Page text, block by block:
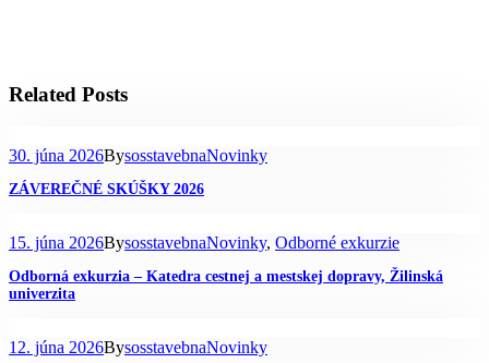
Related Posts
30. júna 2026BysosstavebnaNovinky
ZÁVEREČNÉ SKÚŠKY 2026
15. júna 2026BysosstavebnaNovinky, Odborné exkurzie
Odborná exkurzia – Katedra cestnej a mestskej dopravy, Žilinská
univerzita
12. júna 2026BysosstavebnaNovinky